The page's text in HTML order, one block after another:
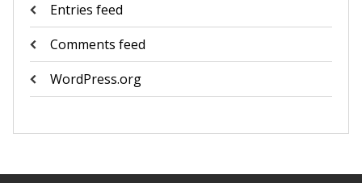
Entries feed
Comments feed
WordPress.org